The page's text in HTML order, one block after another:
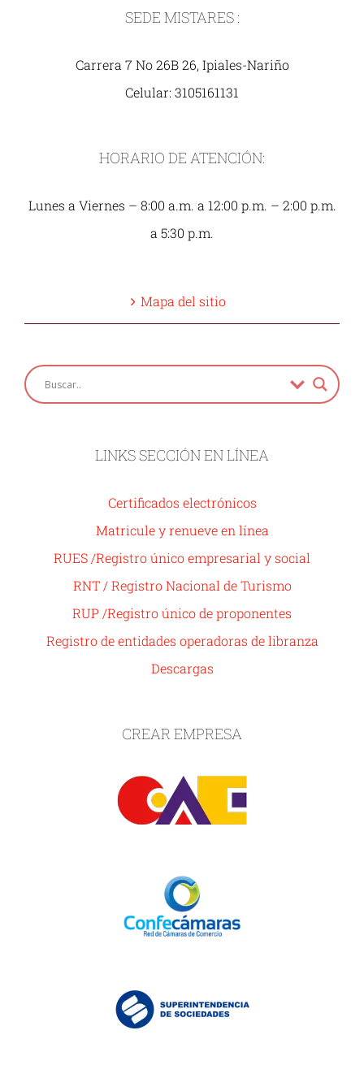
SEDE MISTARES :
Carrera 7 No 26B 26, Ipiales-Nariño
Celular: 3105161131
HORARIO DE ATENCIÓN:
Lunes a Viernes – 8:00 a.m. a 12:00 p.m. – 2:00 p.m.
a 5:30 p.m.
Mapa del sitio
LINKS SECCIÓN EN LÍNEA
Certificados electrónicos
Matricule y renueve en línea
RUES /Registro único empresarial y social
RNT / Registro Nacional de Turismo
RUP /Registro único de proponentes
Registro de entidades operadoras de libranza
Descargas
CREAR EMPRESA